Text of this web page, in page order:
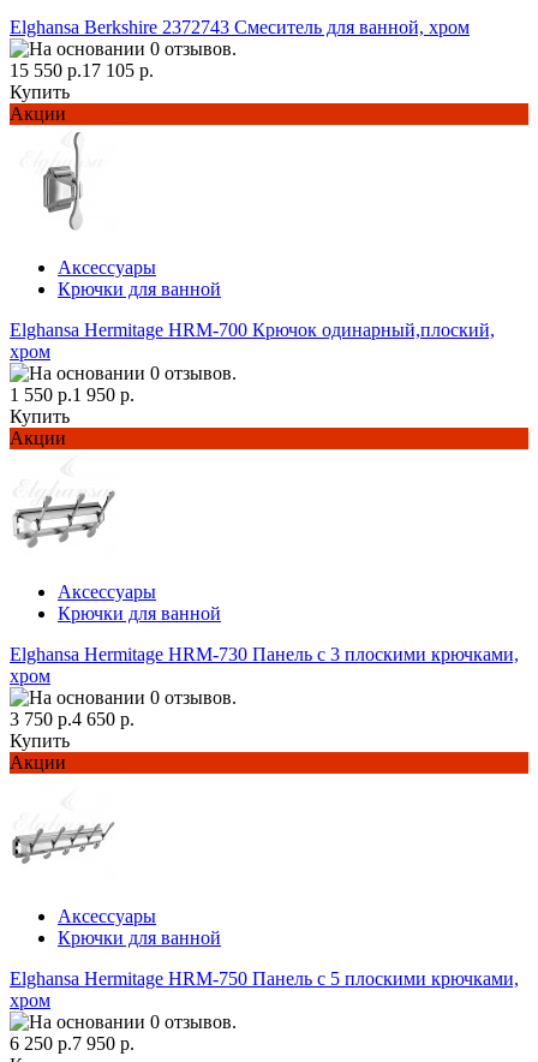
Elghansa Berkshire 2372743 Смеситель для ванной, хром
15 550 р.17 105 р.
Купить
Акции
Аксессуары
Крючки для ванной
Elghansa Hermitage HRM-700 Крючок одинарный,плоский,
хром
1 550 р.1 950 р.
Купить
Акции
Аксессуары
Крючки для ванной
Elghansa Hermitage HRM-730 Панель с 3 плоскими крючками,
хром
3 750 р.4 650 р.
Купить
Акции
Аксессуары
Крючки для ванной
Elghansa Hermitage HRM-750 Панель с 5 плоскими крючками,
хром
6 250 р.7 950 р.